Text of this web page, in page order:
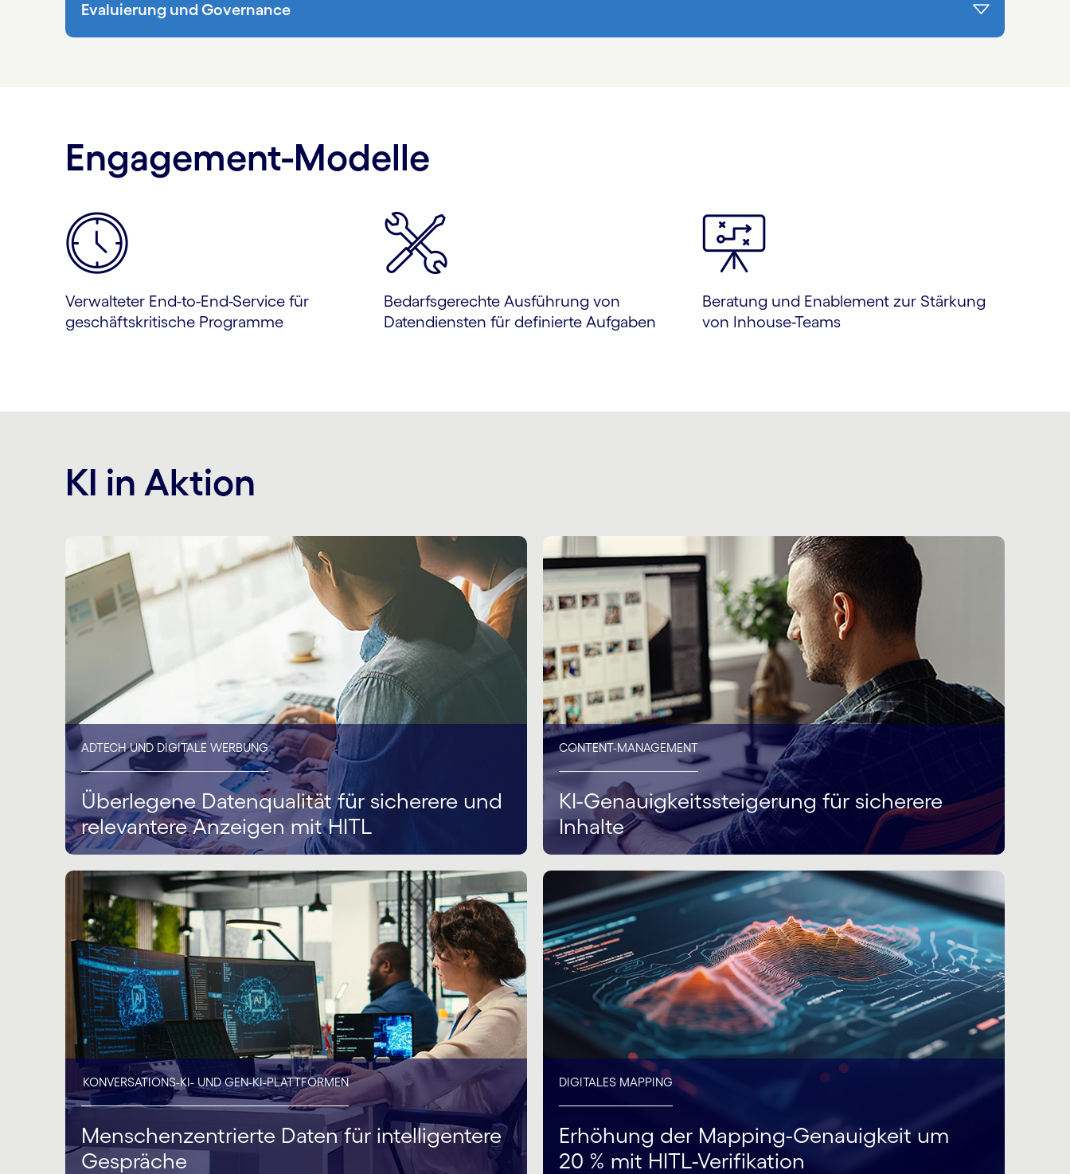
Evaluierung und Governance
Engagement-Modelle
Verwalteter End-to-End-Service für
geschäftskritische Programme
Bedarfsgerechte Ausführung von
Datendiensten für definierte Aufgaben
Beratung und Enablement zur Stärkung
von Inhouse-Teams
KI in Aktion
ADTECH UND DIGITALE WERBUNG
Überlegene Datenqualität für sicherere und
relevantere Anzeigen mit HITL
CONTENT-MANAGEMENT
KI-Genauigkeitssteigerung für sicherere
Inhalte
KONVERSATIONS-KI- UND GEN-KI-PLATTFORMEN
Menschenzentrierte Daten für intelligentere
Gespräche
DIGITALES MAPPING
Erhöhung der Mapping-Genauigkeit um
20 % mit HITL-Verifikation